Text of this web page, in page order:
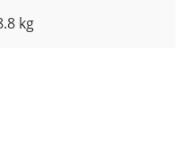
kg